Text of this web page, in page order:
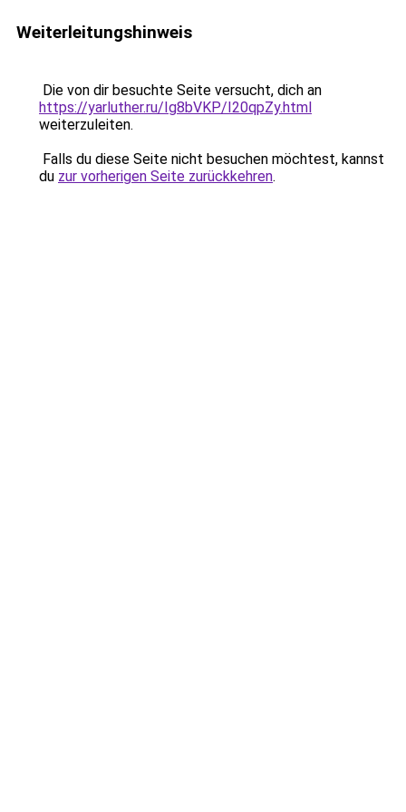
Weiterleitungshinweis
Die von dir besuchte Seite versucht, dich an
https://yarluther.ru/Ig8bVKP/I20qpZy.html
weiterzuleiten.
Falls du diese Seite nicht besuchen möchtest, kannst
du zur vorherigen Seite zurückkehren.